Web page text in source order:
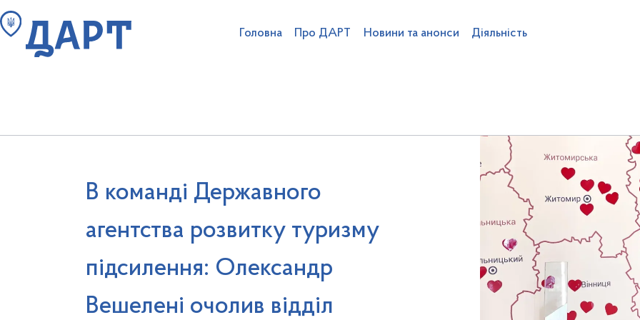
Головна Про ДАРТ Новини та анонси Діяльність
Громадськості СтатистикаПроекти
Публічні закупівлі Плани та звіти
Професійний розвиток
В команді Державного
агентства розвитку туризму
підсилення: Олександр
Вешелені очолив відділ